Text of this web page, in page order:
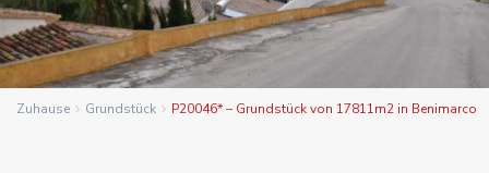
Zuhause Grundstück P20046* – Grundstück von 17811m2 in Benimarco